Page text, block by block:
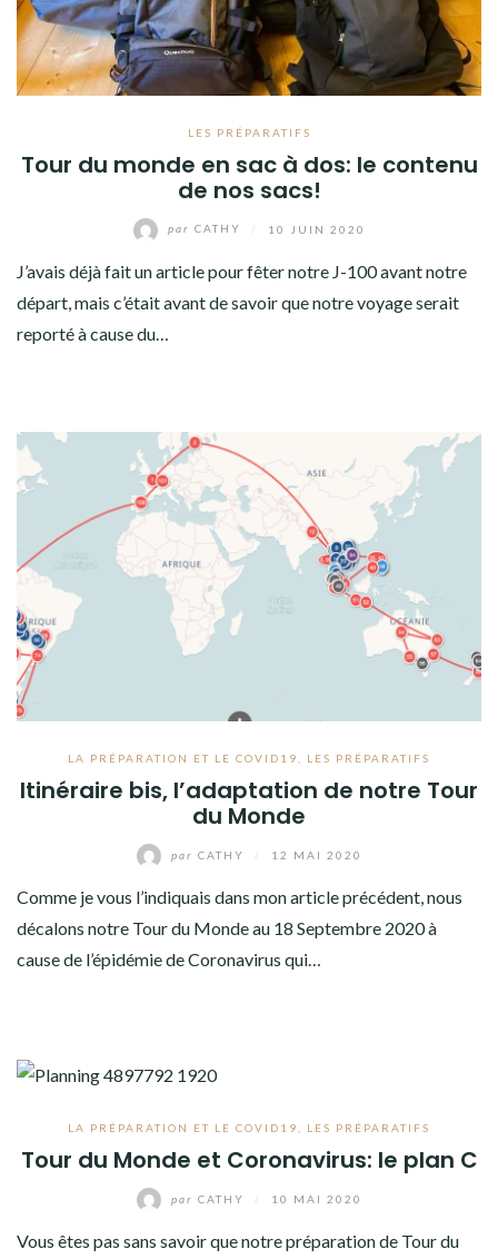
LES PRÉPARATIFS
Tour du monde en sac à dos: le contenu
de nos sacs!
par CATHY 10 JUIN 2020
J’avais déjà fait un article pour fêter notre J-100 avant notre
départ, mais c’était avant de savoir que notre voyage serait
reporté à cause du…
LA PRÉPARATION ET LE COVID19 LES PRÉPARATIFS
Itinéraire bis, l’adaptation de notre Tour
du Monde
par CATHY 12 MAI 2020
Comme je vous l’indiquais dans mon article précédent, nous
décalons notre Tour du Monde au 18 Septembre 2020 à
cause de l’épidémie de Coronavirus qui…
LA PRÉPARATION ET LE COVID19 LES PRÉPARATIFS
Tour du Monde et Coronavirus: le plan C
par CATHY 10 MAI 2020
Vous êtes pas sans savoir que notre préparation de Tour du